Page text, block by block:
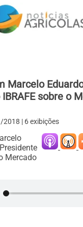
Marcelo
sobre o
2018 | 6 exibições
Mercado